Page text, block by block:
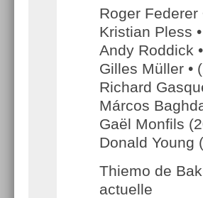
Roger Federer
Kristian Pless
Andy Roddick
Gilles Müller •
Richard
Márcos
Gaël Monfils
Donald Young
Thiemo de
actuelle